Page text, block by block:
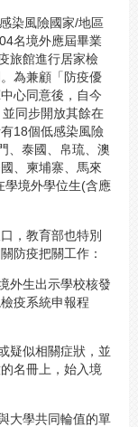
染風險國家/地區
名境外應屆畢業
旅館進行居家檢
為兼顧「防疫優
心同意後，自今
同步開放其餘在
18個低感染風險
、泰國、帛琉、澳
、柬埔寨、馬來
學境外學位生(含應
，教育部也特別
防疫把關工作：
外生出示學校核發
疫系統申報程
疑似相關症狀，並
名冊上，始入境
大學共同輪值的單